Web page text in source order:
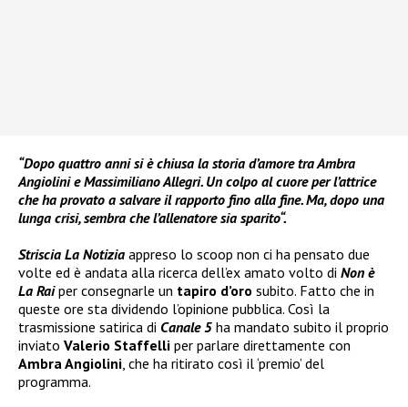
“Dopo quattro anni si è chiusa la storia d’amore tra Ambra
Angiolini e Massimiliano Allegri. Un colpo al cuore per l’attrice
che ha provato a salvare il rapporto fino alla fine. Ma, dopo una
lunga crisi, sembra che l’allenatore sia sparito“.
Striscia La Notizia appreso lo scoop non ci ha pensato due
volte ed è andata alla ricerca dell’ex amato volto di Non è
La Raiper consegnarle un tapiro d’oro subito. Fatto che in
queste ore sta dividendo l’opinione pubblica. Così la
trasmissione satirica di Canale 5 ha mandato subito il proprio
inviato Valerio Staffelli per parlare direttamente con
Ambra Angiolini , che ha ritirato così il ‘premio’ del
programma.